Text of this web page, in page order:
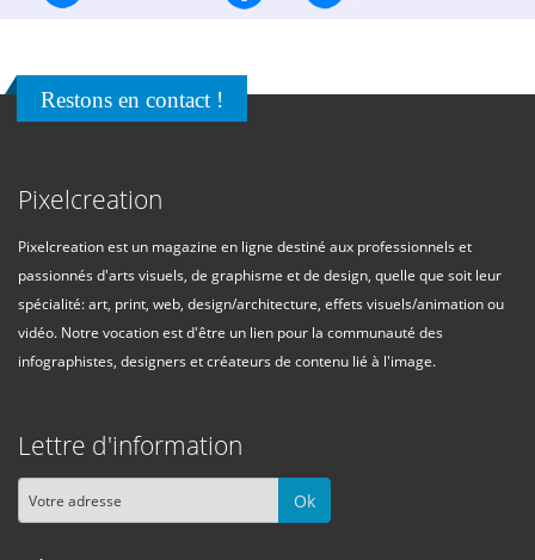
Restons en contact !
Pixelcreation
Pixelcreation est un magazine en ligne destiné aux professionnels et
passionnés d'arts visuels, de graphisme et de design, quelle que soit leur
spécialité: art, print, web, design/architecture, effets visuels/animation ou
vidéo. Notre vocation est d'être un lien pour la communauté des
infographistes, designers et créateurs de contenu lié à l'image.
Lettre d'information
Ok